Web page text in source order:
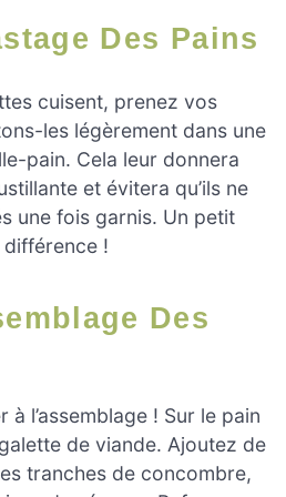
Des Pains
cuisent, prenez vos
les légèrement dans une
pain. Cela leur donnera
et évitera qu’ils ne
une fois garnis. Un petit
!
l’assemblage ! Sur le pain
de viande. Ajoutez de
tranches de concombre,